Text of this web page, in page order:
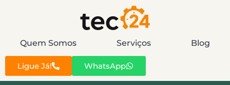
Quem Somos Serviços Blog
Ligue Já! WhatsApp